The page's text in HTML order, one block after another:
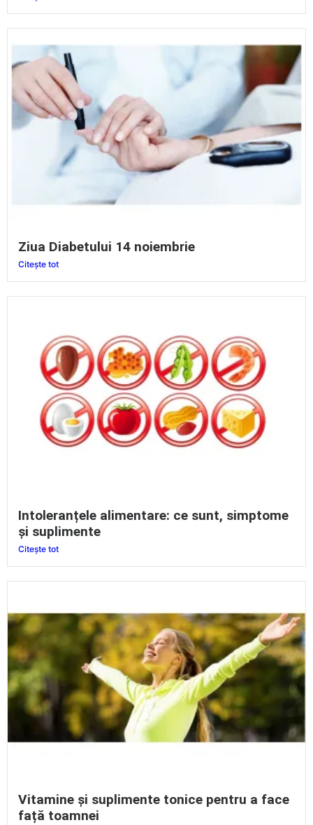
Ziua Diabetului 14 noiembrie
Citește tot
Intoleranțele alimentare: ce sunt, simptome
și suplimente
Citește tot
Vitamine și suplimente tonice pentru a face
față toamnei